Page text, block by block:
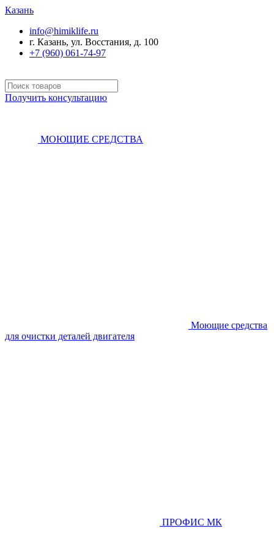
Казань
info@himiklife.ru
г. Казань, ул. Восстания, д. 100
+7 (960) 061-74-97
Получить консультацию
МОЮЩИЕ СРЕДСТВА
Моющие средства
для очистки деталей двигателя
ПРОФИС МК